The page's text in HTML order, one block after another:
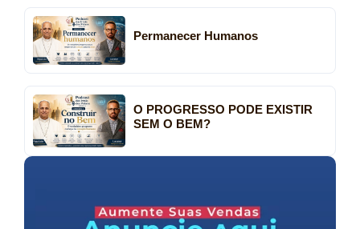
Permanecer Humanos
O PROGRESSO PODE EXISTIR
SEM O BEM?